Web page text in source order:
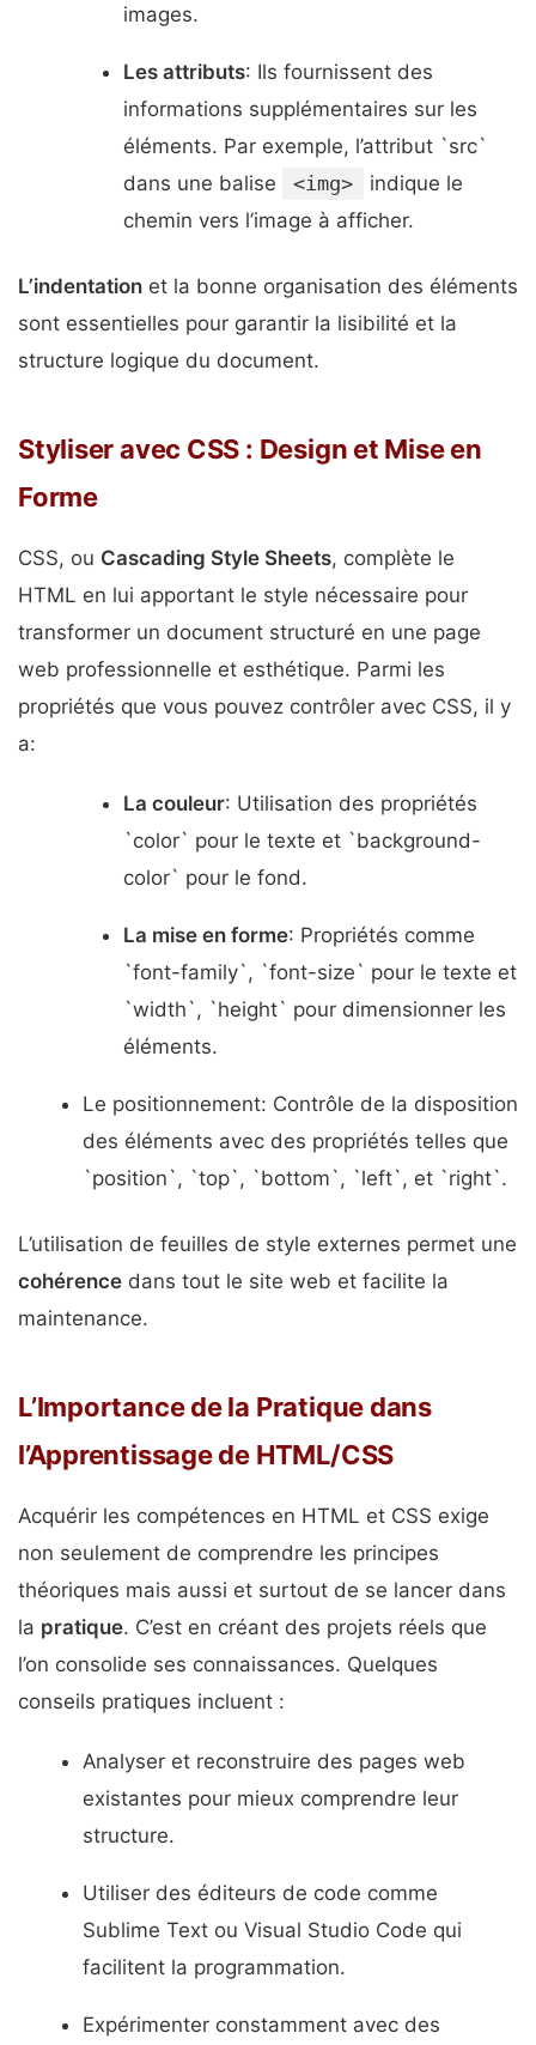
images.
Les attributs: Ils fournissent des
informations supplémentaires sur les
éléments. Par exemple, l’attribut `src`
dans une balise
<img>
indique le
chemin vers l’image à afficher.
L’indentation et la bonne organisation des éléments
sont essentielles pour garantir la lisibilité et la
structure logique du document.
Styliser avec CSS : Design et Mise en
Forme
CSS, ou Cascading Style Sheets, complète le
HTML en lui apportant le style nécessaire pour
transformer un document structuré en une page
web professionnelle et esthétique. Parmi les
propriétés que vous pouvez contrôler avec CSS, il y
a:
La couleur: Utilisation des propriétés
`color` pour le texte et `background-
color` pour le fond.
La mise en forme: Propriétés comme
`font-family`, `font-size` pour le texte et
`width`, `height` pour dimensionner les
éléments.
Le positionnement: Contrôle de la disposition
des éléments avec des propriétés telles que
`position`, `top`, `bottom`, `left`, et `right`.
L’utilisation de feuilles de style externes permet une
cohérence dans tout le site web et facilite la
maintenance.
L’Importance de la Pratique dans
l’Apprentissage de HTML/CSS
Acquérir les compétences en HTML et CSS exige
non seulement de comprendre les principes
théoriques mais aussi et surtout de se lancer dans
la pratique. C’est en créant des projets réels que
l’on consolide ses connaissances. Quelques
conseils pratiques incluent :
Analyser et reconstruire des pages web
existantes pour mieux comprendre leur
structure.
Utiliser des éditeurs de code comme
Sublime Text ou Visual Studio Code qui
facilitent la programmation.
Expérimenter constamment avec des